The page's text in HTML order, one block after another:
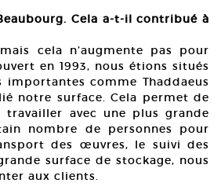
Cela a-t-il contribué à
cela n’augmente pas pour
en 1993, nous étions situés
comme Thaddaeus
notre surface. Cela permet de
avec une plus grande
nombre de personnes pour
des œuvres, le suivi des
surface de stockage, nous
aux clients.